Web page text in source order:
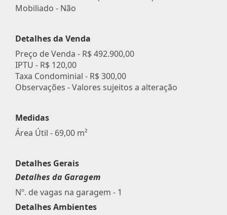
Mobiliado - Não
Detalhes da Venda
Preço de Venda - R$ 492.900,00
IPTU - R$ 120,00
Taxa Condominial - R$ 300,00
Observações - Valores sujeitos a alteração
Medidas
Área Útil - 69,00 m²
Detalhes Gerais
Detalhes da Garagem
Nº. de vagas na garagem - 1
Detalhes Ambientes